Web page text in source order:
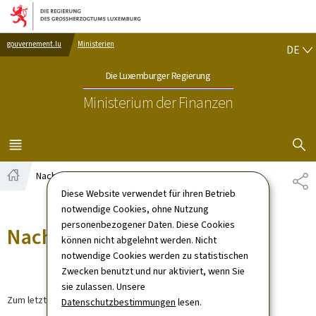
Diese Website verwendet für ihren Betrieb
notwendige Cookies, ohne Nutzung
personenbezogener Daten. Diese Cookies
können nicht abgelehnt werden. Nicht
notwendige Cookies werden zu statistischen
Zwecken benutzt und nur aktiviert, wenn Sie
sie zulassen. Unsere
Datenschutzbestimmungen lesen.
Zur Hauptnavigation
Zum Inhalt
gouvernement.lu Ministerien
Die Luxemburger Regierung
Ministerium der Finanzen
DE
MENÜ
HAUPT-
Startseite
Nachrichten
Nachrichten
Zum letzten Mal aktualisiert am12.09.2024